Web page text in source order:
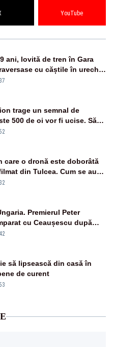
YouTube
ani, lovită de tren în Gara
cu căștile în urechi
loc nepermis
trage un semnal de
500 de oi vor fi ucise. Să
ciobanii vor fi despăgubiți”
care o dronă este doborâtă
din Tulcea. Cum se aude
la graniță - VIDEO
Premierul Peter
cu Ceaușescu după
la criza energetică
să lipsească din casă în
de curent